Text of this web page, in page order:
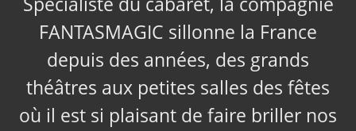
FANTASMAGIC sillonne la France
depuis des années, des grands
théâtres aux petites salles des fêtes
où il est si plaisant de faire briller nos